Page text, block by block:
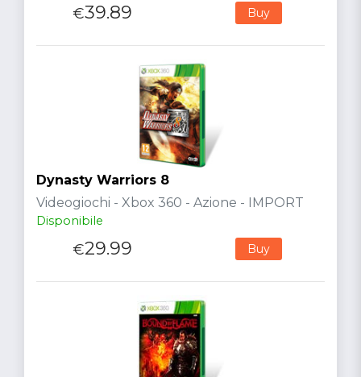
€39.89 Buy
Dynasty Warriors 8
Videogiochi - Xbox 360 - Azione - IMPORT
Disponibile
€29.99 Buy